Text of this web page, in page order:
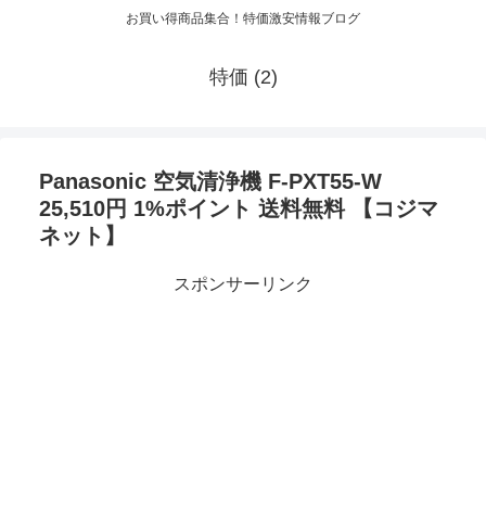
お買い得商品集合！特価激安情報ブログ
特価 (2)
Panasonic 空気清浄機 F-PXT55-W
25,510円 1%ポイント 送料無料 【コジマ
ネット】
スポンサーリンク